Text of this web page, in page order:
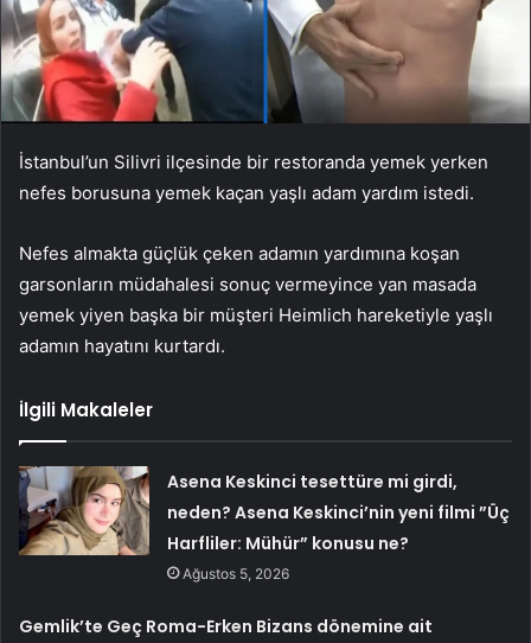
İstanbul’un Silivri ilçesinde bir restoranda yemek yerken
nefes borusuna yemek kaçan yaşlı adam yardım istedi.
Nefes almakta güçlük çeken adamın yardımına koşan
garsonların müdahalesi sonuç vermeyince yan masada
yemek yiyen başka bir müşteri Heimlich hareketiyle yaşlı
adamın hayatını kurtardı.
İlgili Makaleler
Asena Keskinci tesettüre mi girdi,
neden? Asena Keskinci’nin yeni filmi ”Üç
Harfliler: Mühür” konusu ne?
Ağustos 5, 2026
Gemlik’te Geç Roma-Erken Bizans dönemine ait